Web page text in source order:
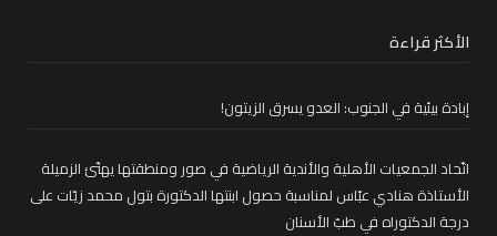
الأكثر قراءة
إبادة بيئية في الجنوب: العدو يسرق الزيتون!
اتّحاد الجمعيات الأهلية والأندية الرياضية في صور ومنطقتها يهنّئ الزميلة
الأستاذة هنادي عبّاس لمناسبة حصول ابنتها الدكتورة بتول محمد زيّات على
درجة الدكتوراه في طبّ الأسنان